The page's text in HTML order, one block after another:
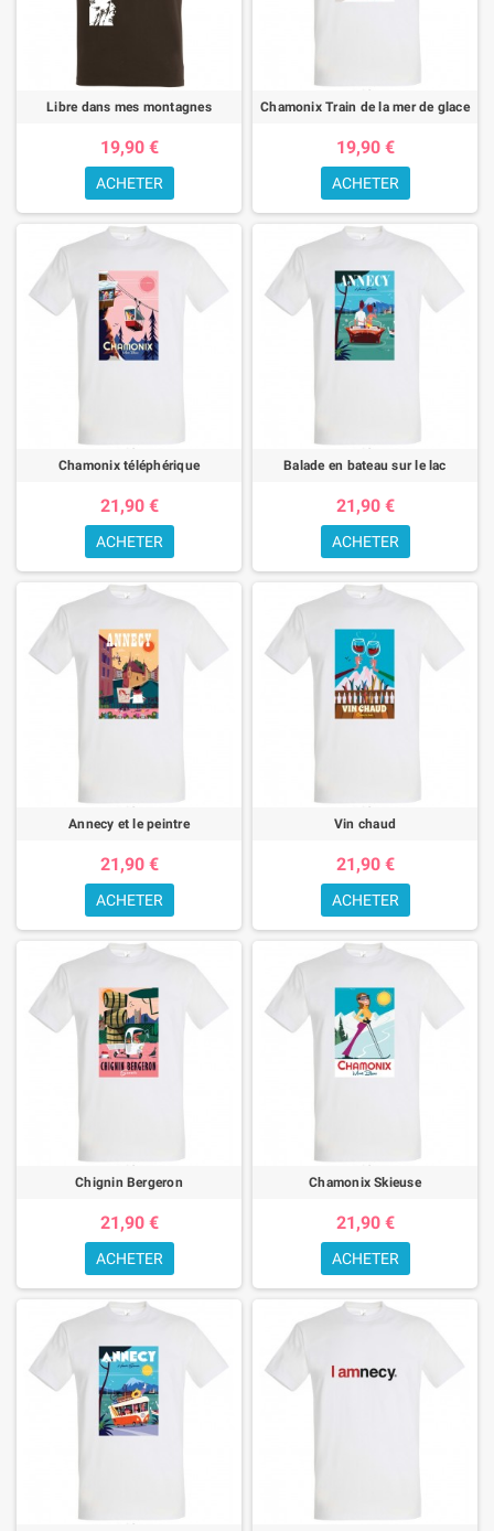
Libre dans mes montagnes
19,90 €
ACHETER
Chamonix Train de la mer de glace
19,90 €
ACHETER
Chamonix téléphérique
21,90 €
ACHETER
Balade en bateau sur le lac
21,90 €
ACHETER
Annecy et le peintre
21,90 €
ACHETER
Vin chaud
21,90 €
ACHETER
Chignin Bergeron
21,90 €
ACHETER
Chamonix Skieuse
21,90 €
ACHETER